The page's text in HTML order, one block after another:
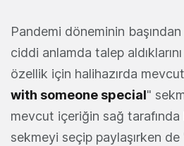
Pandemi döneminin
ciddi anlamda talep
özellik için halihazırda
with someone special"
mevcut içeriğin sağ
sekmeyi seçip paylaşırken de